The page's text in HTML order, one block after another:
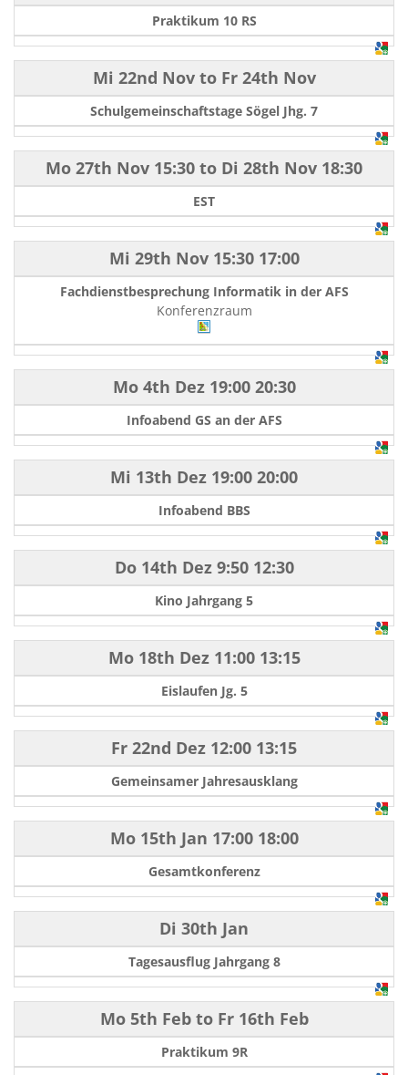
Praktikum 10 RS
Mi 22nd Novto Fr 24th Nov
Schulgemeinschaftstage Sögel Jhg. 7
Mo 27th Nov 15:30 to Di 28th Nov 18:30
EST
Mi 29th Nov15:30 17:00
Fachdienstbesprechung Informatik in der AFS
Konferenzraum
Mo 4th Dez19:00 20:30
Infoabend GS an der AFS
Mi 13th Dez 19:00 20:00
Infoabend BBS
Do 14th Dez9:50 12:30
Kino Jahrgang 5
Mo 18th Dez11:00 13:15
Eislaufen Jg. 5
Fr 22nd Dez 12:00 13:15
Gemeinsamer Jahresausklang
Mo 15th Jan 17:00 18:00
Gesamtkonferenz
Di 30th Jan
Tagesausflug Jahrgang 8
Mo 5th Febto Fr 16th Feb
Praktikum 9R